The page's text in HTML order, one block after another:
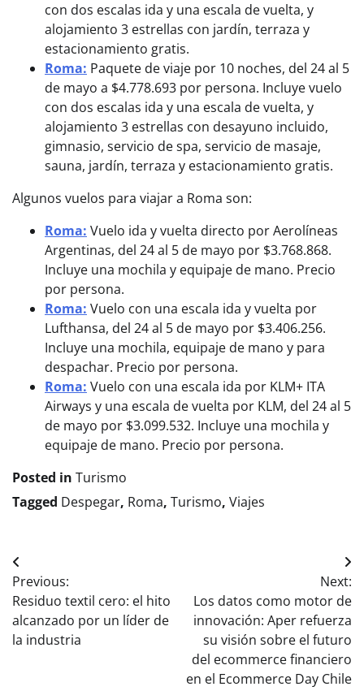
con dos escalas ida y una escala de vuelta, y
alojamiento 3 estrellas con jardín, terraza y
estacionamiento gratis.
Roma: Paquete de viaje por 10 noches, del 24 al 5
de mayo a $4.778.693 por persona. Incluye vuelo
con dos escalas ida y una escala de vuelta, y
alojamiento 3 estrellas con desayuno incluido,
gimnasio, servicio de spa, servicio de masaje,
sauna, jardín, terraza y estacionamiento gratis.
Algunos vuelos para viajar a Roma son:
Roma: Vuelo ida y vuelta directo por Aerolíneas
Argentinas, del 24 al 5 de mayo por $3.768.868.
Incluye una mochila y equipaje de mano. Precio
por persona.
Roma: Vuelo con una escala ida y vuelta por
Lufthansa, del 24 al 5 de mayo por $3.406.256.
Incluye una mochila, equipaje de mano y para
despachar. Precio por persona.
Roma: Vuelo con una escala ida por KLM+ ITA
Airways y una escala de vuelta por KLM, del 24 al 5
de mayo por $3.099.532. Incluye una mochila y
equipaje de mano. Precio por persona.
Posted in Turismo
Tagged Despegar, Roma, Turismo, Viajes
Navegación
de
entradas
Previous:
Residuo textil cero: el hito
alcanzado por un líder de
la industria
Next:
Los datos como motor de
innovación: Aper refuerza
su visión sobre el futuro
del ecommerce financiero
en el Ecommerce Day Chile